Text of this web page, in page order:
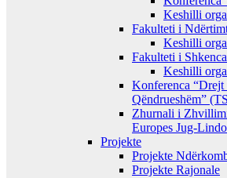
Keshilli
Fakulteti i
Keshilli
Fakulteti i
Keshilli
Konferenca
Qëndrueshëm”
Zhurnali i
Europes Jug-
Projekte
Projekte
Projekte Rajonale